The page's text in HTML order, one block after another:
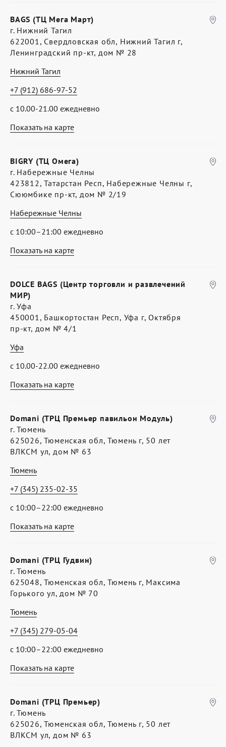
Показать на карте
BAGS (ТЦ Мега Март)
г. Нижний Тагил
622001, Свердловская обл, Нижний Тагил г,
Ленинградский пр-кт, дом № 28
Нижний Тагил
с 10.00-21.00 ежедневно
+7 (912) 686-97-52
Показать на карте
BIGRY (ТЦ Омега)
г. Набережные Челны
423812, Татарстан Респ, Набережные Челны г,
Сююмбике пр-кт, дом № 2/19
Набережные Челны
с 10:00–21:00 ежедневно
Показать на карте
DOLCE BAGS (Центр торговли и развлечений
МИР)
г. Уфа
450001, Башкортостан Респ, Уфа г, Октября
пр-кт, дом № 4/1
Уфа
с 10.00-22.00 ежедневно
Показать на карте
Domani (ТРЦ Премьер павильон Модуль)
г. Тюмень
625026, Тюменская обл, Тюмень г, 50 лет
ВЛКСМ ул, дом № 63
Тюмень
с 10:00–22:00 ежедневно
+7 (345) 235-02-35
Показать на карте
Domani (ТРЦ Гудвин)
г. Тюмень
625048, Тюменская обл, Тюмень г, Максима
Горького ул, дом № 70
Тюмень
с 10:00–22:00 ежедневно
+7 (345) 279-05-04
Domani (ТРЦ Премьер)
г. Тюмень
625026, Тюменская обл, Тюмень г, 50 лет
ВЛКСМ ул, дом № 63